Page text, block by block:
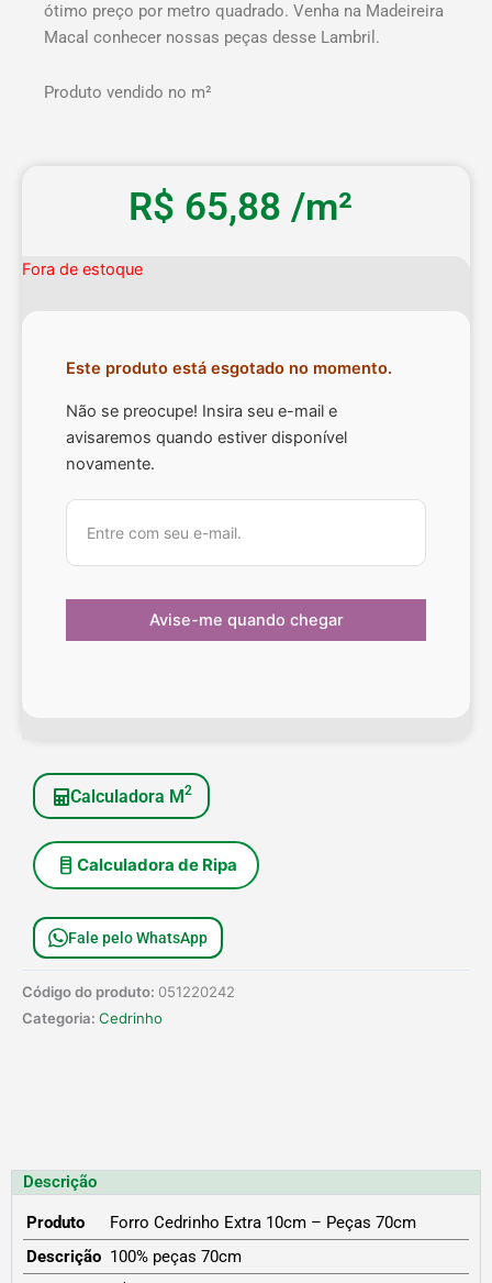
ótimo preço por metro quadrado. Venha na Madeireira
Macal conhecer nossas peças desse Lambril.
Produto vendido no m²
R$ 65,88 /m²
Fora de estoque
Este produto está esgotado no momento.
Não se preocupe! Insira seu e-mail e
avisaremos quando estiver disponível
novamente.
Calculadora M2
Calculadora de Ripa
Fale pelo WhatsApp
Código do produto: 051220242
Categoria: Cedrinho
Descrição
Produto
Forro Cedrinho Extra 10cm – Peças 70cm
Descrição 100% peças 70cm